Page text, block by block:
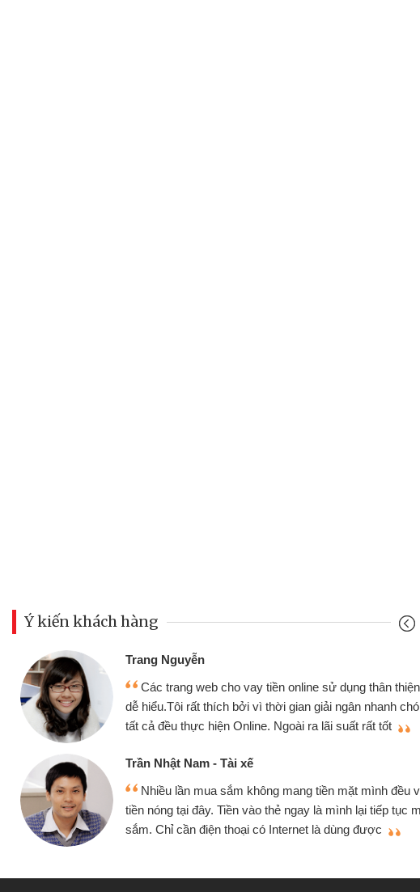
Ý kiến khách hàng
dụng thân thiện,
nhanh chóng
suất rất tốt
mặt mình đều vay
lại tiếp tục mua
được
Mình cần tiền gấp nên định
nhưng thật may đã có gói vay tiền
không cần gặp mặt nên rất tiện lợi,
Tôi kinh doanh buôn bán nhỏ lẻ
hàng, nhờ biết đến website qua
quyết được công việc của mình